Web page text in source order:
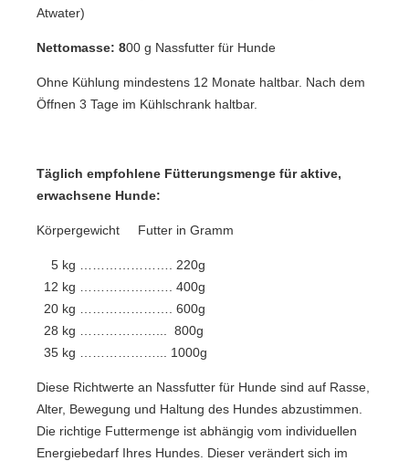
Atwater)
Nettomasse: 800 g Nassfutter für Hunde
Ohne Kühlung mindestens 12 Monate haltbar. Nach dem
Öffnen 3 Tage im Kühlschrank haltbar.
Täglich empfohlene Fütterungsmenge für aktive,
erwachsene Hunde:
Körpergewicht Futter in Gramm
5 kg …………………. 220g
12 kg …………………. 400g
20 kg …………………. 600g
28 kg ………………... 800g
35 kg ………………... 1000g
Diese Richtwerte an Nassfutter für Hunde sind auf Rasse,
Alter, Bewegung und Haltung des Hundes abzustimmen.
Die richtige Futtermenge ist abhängig vom individuellen
Energiebedarf Ihres Hundes. Dieser verändert sich im